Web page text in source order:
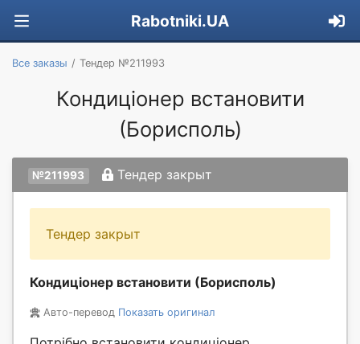
Rabotniki.UA
Все заказы Тендер №211993
Кондиціонер встановити
(Борисполь)
№211993 Тендер закрыт
Тендер закрыт
Кондиціонер встановити (Борисполь)
Авто-перевод Показать оригинал